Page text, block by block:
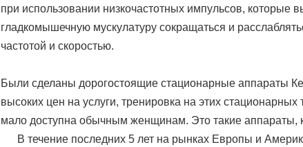
при использовании низкочастотных импульсов, которые
гладкомышечную мускулатуру сокращаться и
частотой и скоростью.
Были сделаны дорогостоящие стационарные аппараты
высоких цен на услуги, тренировка на этих стационарных
мало доступна обычным женщинам. Это такие аппараты,
В течение последних 5 лет на рынках Европы и